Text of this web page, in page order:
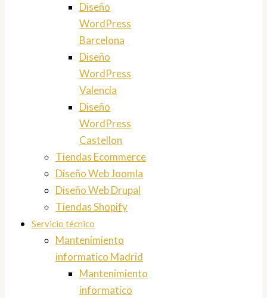
Diseño
WordPress
Barcelona
Diseño
WordPress
Valencia
Diseño
WordPress
Castellon
Tiendas Ecommerce
Diseño Web Joomla
Diseño Web Drupal
Tiendas Shopify
Servicio técnico
Mantenimiento
informatico Madrid
Mantenimiento
informatico